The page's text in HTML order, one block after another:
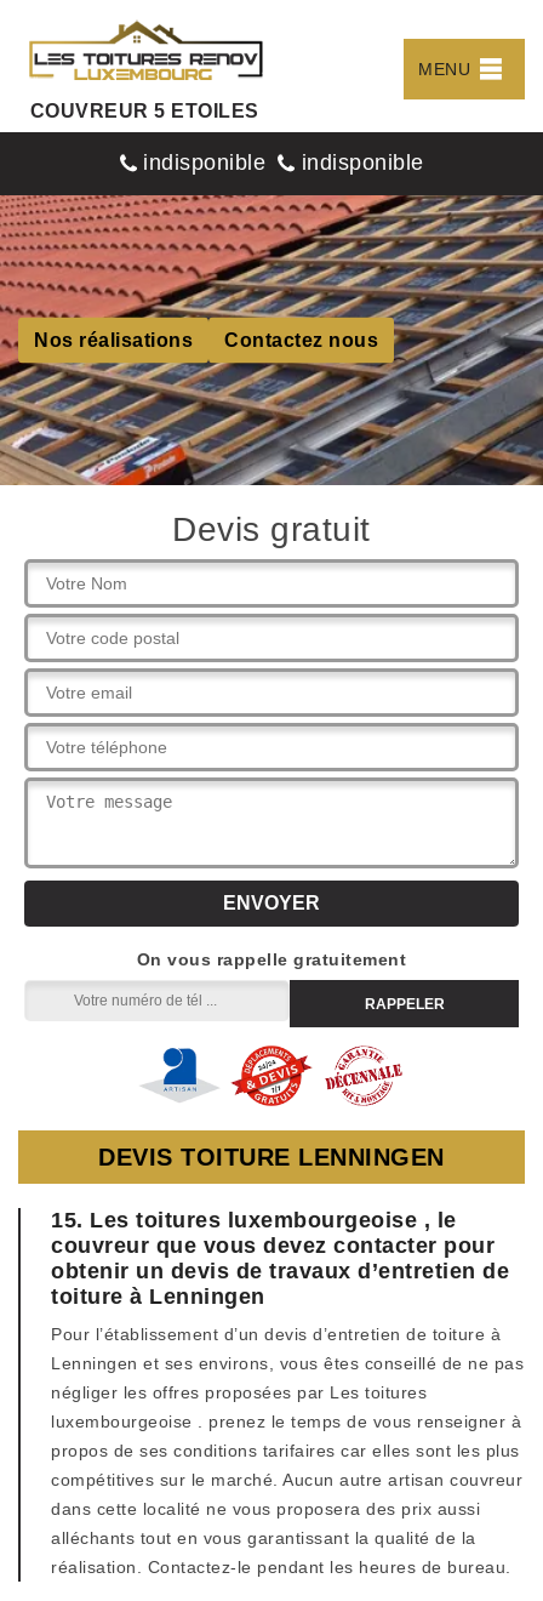
COUVREUR 5 ETOILES
MENU
indisponible indisponible
Nos réalisations Contactez nous
Devis gratuit
On vous rappelle gratuitement
DEVIS TOITURE LENNINGEN
15. Les toitures luxembourgeoise , le
couvreur que vous devez contacter pour
obtenir un devis de travaux d’entretien de
toiture à Lenningen
Pour l’établissement d’un devis d’entretien de toiture à
Lenningen et ses environs, vous êtes conseillé de ne pas
négliger les offres proposées par Les toitures
luxembourgeoise . prenez le temps de vous renseigner à
propos de ses conditions tarifaires car elles sont les plus
compétitives sur le marché. Aucun autre artisan couvreur
dans cette localité ne vous proposera des prix aussi
alléchants tout en vous garantissant la qualité de la
réalisation. Contactez-le pendant les heures de bureau.